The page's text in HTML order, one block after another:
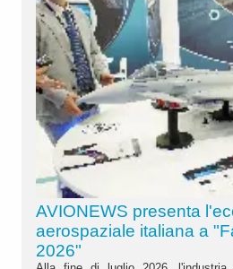
AVIONEWS presenta
aerospaziale italiana a
2026"